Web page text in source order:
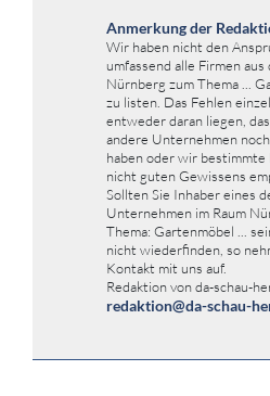
Anmerkung der
Wir haben nicht den
umfassend alle Firmen aus
Nürnberg zum Thema ...
zu listen. Das Fehlen
entweder daran liegen,
andere Unternehmen
haben oder wir bestimmte
nicht guten Gewissens
Sollten Sie Inhaber eines
Unternehmen im Raum
Thema: Gartenmöbel ...
nicht wiederfinden, so
Kontakt mit uns auf.
Redaktion von da-schau-
redaktion@da-schau-